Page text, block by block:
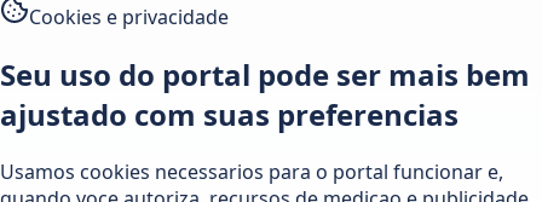
Cookies e privacidade
Seu uso do portal pode ser mais bem
ajustado com suas preferencias
Usamos cookies necessarios para o portal funcionar e,